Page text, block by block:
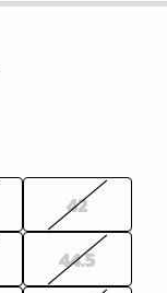
6 7 8
42
44.5